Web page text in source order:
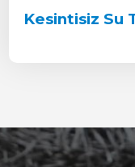
Kesintisiz Su